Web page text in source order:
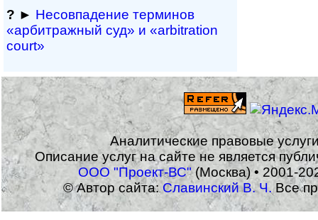
? ► Несовпадение терминов
«арбитражный суд» и «arbitration
court»
Аналитические правовые
Описание услуг на сайте не является
ООО "Проект-ВС"(Москва) • 2001-
© Автор сайта:Славинский В. Ч.Все